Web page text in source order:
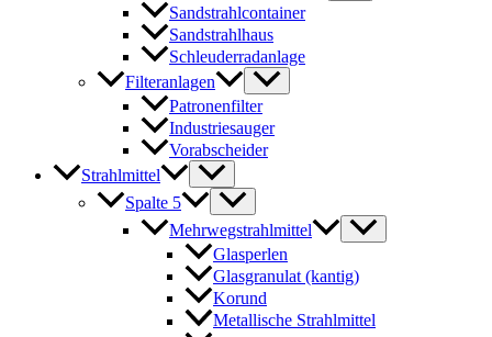
Sandstrahlcontainer
Sandstrahlhaus
Schleuderradanlage
Filteranlagen
Patronenfilter
Industriesauger
Vorabscheider
Strahlmittel
Spalte 5
Mehrwegstrahlmittel
Glasperlen
Glasgranulat (kantig)
Korund
Metallische Strahlmittel